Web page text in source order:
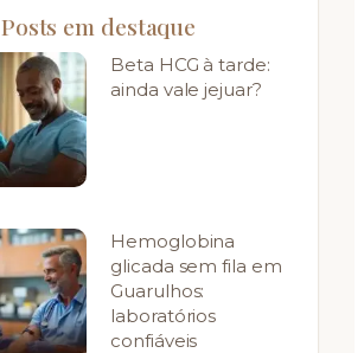
Posts em destaque
Beta HCG à tarde:
ainda vale jejuar?
Hemoglobina
glicada sem fila em
Guarulhos:
laboratórios
confiáveis